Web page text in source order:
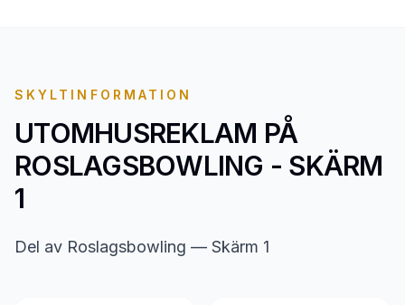
SKYLTINFORMATION
UTOMHUSREKLAM PÅ
ROSLAGSBOWLING - SKÄRM
1
Del av Roslagsbowling — Skärm 1